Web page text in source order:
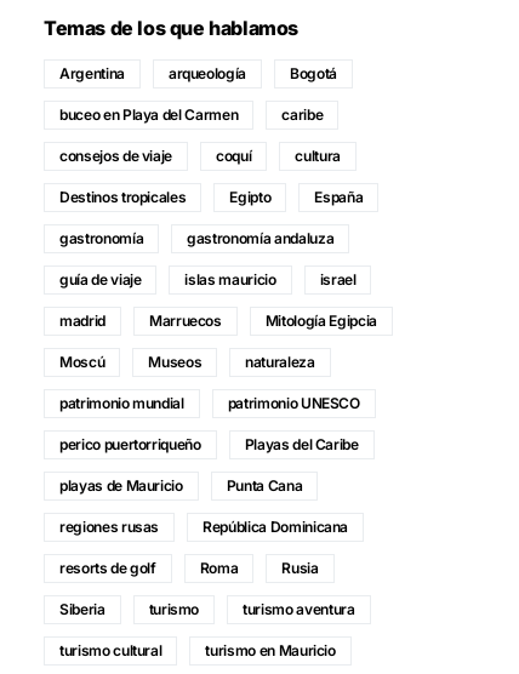
Temas de los que hablamos
Argentina arqueología Bogotá
buceo en Playa del Carmen caribe
consejos de viaje coquí cultura
Destinos tropicales Egipto España
gastronomía gastronomía andaluza
guía de viaje islas mauricio israel
madrid Marruecos Mitología Egipcia
Moscú Museos naturaleza
patrimonio mundial patrimonio UNESCO
perico puertorriqueño Playas del Caribe
playas de Mauricio Punta Cana
regiones rusas República Dominicana
resorts de golf Roma Rusia
Siberia turismo turismo aventura
turismo cultural turismo en Mauricio